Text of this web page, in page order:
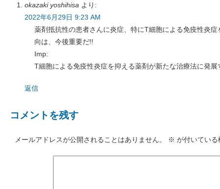
okazaki yoshihisa より:
2022年6月29日 9:23 AM
薬剤抵抗性の患者さんに炎症、特にT細胞による免疫性炎
向は、今後重要だ!!
Imp:
T細胞による免疫性炎症を抑える薬剤が新たな治療法に発展
返信
コメントを残す
メールアドレスが公開されることはありません。 ※ が付いてい